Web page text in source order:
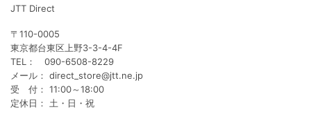
JTT Direct
〒110-0005
東京都台東区上野3-3-4-4F
TEL： 090-6508-8229
メール： direct_store@jtt.ne.jp
受 付： 11:00～18:00
定休日： 土・日・祝